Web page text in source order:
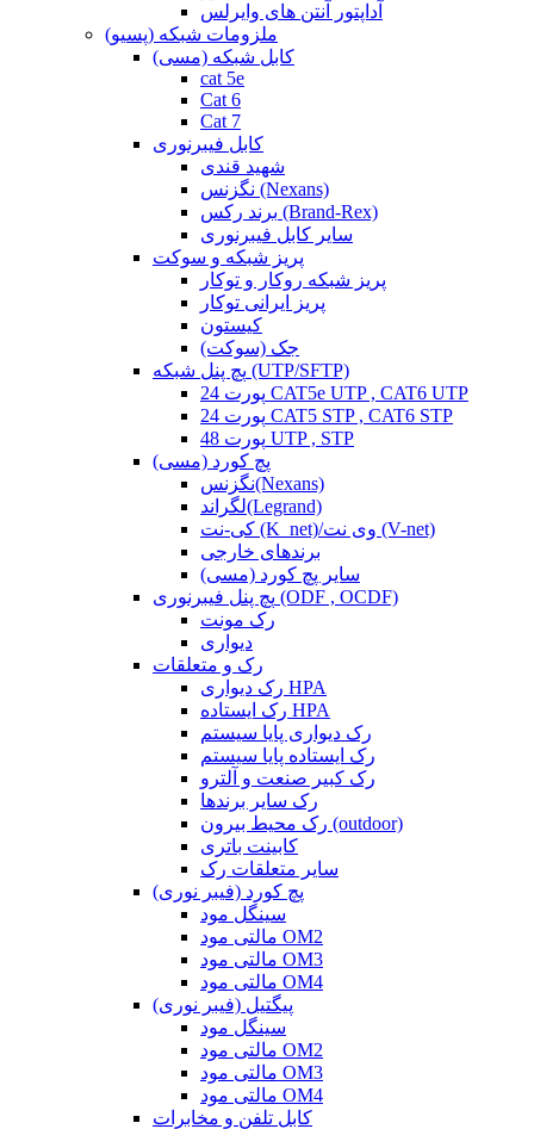
آداپتور آنتن های وایرلس
ملزومات شبکه (پسیو)
کابل شبکه (مسی)
cat 5e
Cat 6
Cat 7
کابل فیبرنوری
شهید قندی
نگزنس (Nexans)
برند رکس (Brand-Rex)
سایر کابل فیبرنوری
پریز شبکه و سوکت
پریز شبکه روکار و توکار
پریز ایرانی توکار
کیستون
جک (سوکت)
پچ پنل شبکه (UTP/SFTP)
24 پورت CAT5e UTP , CAT6 UTP
24 پورت CAT5 STP , CAT6 STP
48 پورت UTP , STP
پچ کورد (مسی)
نگزنس(Nexans)
لگراند(Legrand)
کی-نت (K_net)/وی نت (V-net)
برندهای خارجی
سایر پچ کورد (مسی)
پچ پنل فیبرنوری (ODF , OCDF)
رک مونت
دیواری
رک و متعلقات
رک دیواری HPA
رک ایستاده HPA
رک دیواری پایا سیستم
رک ایستاده پایا سیستم
رک کبیر صنعت و آلترو
رک سایر برندها
رک محیط بیرون (outdoor)
کابینت باتری
سایر متعلقات رک
پچ کورد (فیبر نوری)
سینگل مود
مالتی مود OM2
مالتی مود OM3
مالتی مود OM4
پیگتیل (فیبر نوری)
سینگل مود
مالتی مود OM2
مالتی مود OM3
مالتی مود OM4
کابل تلفن و مخابرات